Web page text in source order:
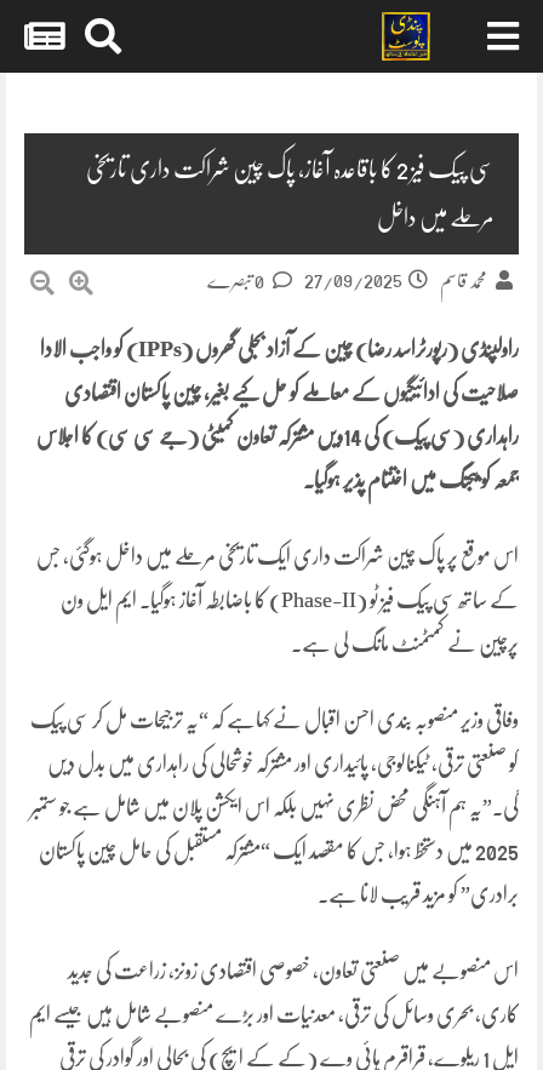
سی پیک فیز 2 کا باقاعدہ آغاز، پاک چین شراکت داری تاریخی
مرحلے میں داخل
محمد قاسم 27/09/2025
راولپنڈی (رپورٹراسد رضا) چین کے آزاد بجلی گھروں (IPPs) کو واجب الادا
صلاحیت کی ادائیگیوں کے معاملے کو حل کیے بغیر، چین پاکستان اقتصادی
راہداری (سی پیک) کی 14ویں مشترکہ تعاون کمیٹی (جے سی سی) کا اجلاس
جمعہ کو بیجنگ میں اختتام پذیر ہوگیا۔
اس موقع پر پاک چین شراکت داری ایک تاریخی مرحلے میں داخل ہوگئی، جس
کے ساتھ سی پیک فیز ٹو (Phase-II) کا باضابطہ آغاز ہوگیا۔ ایم ایل ون
پرچین نے کمٹمنٹ مانگ لی ہے۔
وفاقی وزیر منصوبہ بندی احسن اقبال نے کہاہے کہ “یہ ترجیحات مل کر سی پیک
کو صنعتی ترقی، ٹیکنالوجی، پائیداری اور مشترکہ خوشحالی کی راہداری میں بدل دیں
گی۔”یہ ہم آہنگی محض نظری نہیں بلکہ اس ایکشن پلان میں شامل ہے جو ستمبر
2025 میں دستخط ہوا، جس کا مقصد ایک “مشترکہ مستقبل کی حامل چین پاکستان
برادری” کو مزید قریب لانا ہے۔
اس منصوبے میں صنعتی تعاون، خصوصی اقتصادی زونز، زراعت کی جدید
کاری، بحری وسائل کی ترقی، معدنیات اور بڑے منصوبے شامل ہیں جیسے ایم
ایل 1 ریلوے، قراقرم ہائی وے (کے کے ایچ) کی بحالی اور گوادر کی ترقی